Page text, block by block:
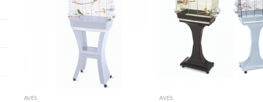
AVES AVES